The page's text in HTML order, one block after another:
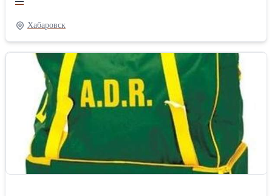
средстве при перевозке опасного груза, согласно требованиям
ДОПОГ/ADR, за исключением элементов маркировки и
огнетушителей. Все наборы могут быть до укомплектованы по
желанию Заказчика.
Хабаровск